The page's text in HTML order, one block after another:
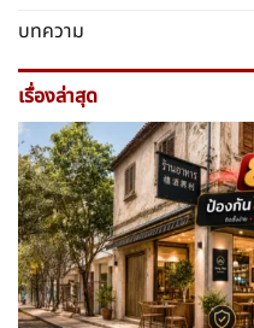
บทความ
เรื่องล่าสุด